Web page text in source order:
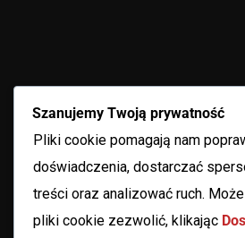
Szanujemy Twoją prywatność
Pliki cookie pomagają nam
doświadczenia, dostarczać
treści oraz analizować ruch.
pliki cookie zezwolić, klikając